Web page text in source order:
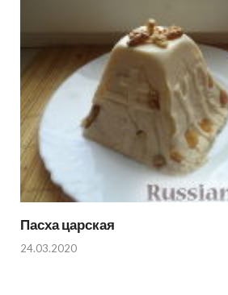
Пасха царская
24.03.2020